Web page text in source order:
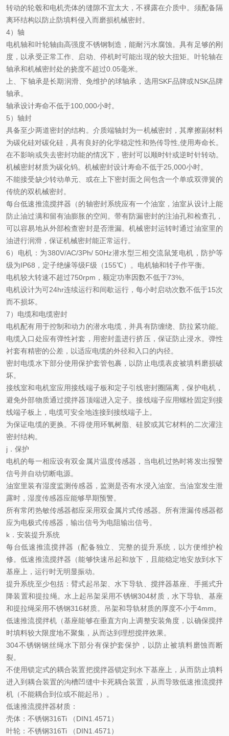
转动的轮毂和电机壳体的缝隙不宜太大，不裸露在介质中。须配备隔
离环结构以防止防填料侵入而磨损机械密封。
4）轴
电机轴和叶轮轴由高强度不锈钢制造，能耐污水腐蚀。具有足够的刚
度，以承受正常工作、启动、停机时可能出现的较大扭矩。叶轮轴在
轴承和机械密封处的挠度不超过0.05毫米。
上、下轴承是长期润滑、免维护的球轴承，选用SKF品牌或NSK品牌
轴承。
轴承设计寿命不低于100,000小时。
5）轴封
具备至少两道密封的结构。介质端轴封为一机械密封，其摩擦副材料
为碳化硅对碳化硅，具有良好的化学稳定性和热传导性 ,使用寿命长。
在不影响或失去密封功能的情况下，密封可以顺时针或逆时针转动。
机械密封材质为碳化钨。机械密封设计寿命不低于25,000小时。
不能接受缺少转动单元、或在上下密封面之间包含一个单或双弹簧的
传统的双机械密封。
每台低速推流搅拌器（的轴密封系统应有一个油室，油室从设计上能
防止油过满和留有油膨胀的空间。带有防漏密封的注油孔和检查孔，
可以容易地从外部检查密封是否泄漏。机械密封运转时通过油室里的
油进行润滑，保证机械密封能正常运行。
6）电机 ： 为380V/AC/3Ph/ 50Hz潜水型三相交流鼠笼电机，防护等
级为IP68，定子绝缘等级F级（155℃）。电机轴和转子作平衡。
电机较大转速不超过750rpm，额定功率因数不低于73%。
电机设计为可24hr连续运行和间歇运行，每小时启动次数不低于15次
而不损坏。
7）电缆和电缆密封
电机配有用于控制和动力的潜水电缆，并具有防缠绕、防拉紧功能。
电缆入口处应有弹性衬套，用密封盖进行挤压，保证防止浸水。弹性
衬套有精密的公差，以适应电缆的外径和入口的内径。
密封电缆水下部分使用保护套管包裹，以防止电缆表皮被填料磨损破
坏。
接线室和电机室应用接线端子板和定子引线密封圈隔离，保护电机，
避免外部物质通过搅拌器顶端进入定子。接线端子应用螺栓固定到接
线端子板上，电缆可安全地连接到接线端子上。
为保证电缆的更换。不得使用环氧树脂、硅胶或其它材料的二次灌注
密封结构。
j．保护
电机的每一相应设有双金属片温度传感器，当电机过热时将发出报警
信号并自动切断电源。
油室里装有湿度监测传感器，监测是否有水浸入油室。当油室发生泄
露时，湿度传感器应能够早期预警。
所有常闭热敏传感器都应采用双金属片式传感器。所有泄漏传感器都
应为电极式传感器，输出信号为电阻输出信号。
k．安装提升系统
每台低速推流搅拌器（配备独立、完整的提升系统，以方便维护检
修。低速推流搅拌器（能够快速吊起和放下，且能稳定地安放到水下
基座上，运行时无明显振动。
提升系统至少包括：臂式起吊架、水下导轨、搅拌器基座、手摇式升
降装置和提拉绳。水上起吊架采用不锈钢304材质，水下导轨、基座
和提拉绳采用不锈钢316材质。吊架和导轨材质的厚度不小于4mm。
低速推流搅拌机（基座能够在垂直方向上调整安装角度，以确保搅拌
时填料较大限度地不聚集，从而达到 理想搅拌效果。
304不锈钢钢丝绳水下部分有保护套保护，以防止被填料磨蚀而断
裂。
不使用锁定式的耦合装置把搅拌器锁定到水下基座上，从而防止填料
进入到耦合装置的沟槽凹缝中卡死耦合装置，从而导致低速推流搅拌
机 （不能耦合到位或不能起吊 ）
。
低速推流搅拌器材质 ：
壳体：不锈钢316Ti （DIN1.4571）
叶轮：不锈钢316Ti （DIN1.4571）